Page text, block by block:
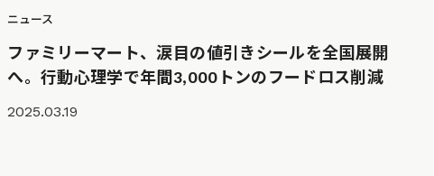
ニュース
ファミリーマート、涙目の値引きシールを全国展開
へ。行動心理学で年間3,000トンのフードロス削減
2025.03.19